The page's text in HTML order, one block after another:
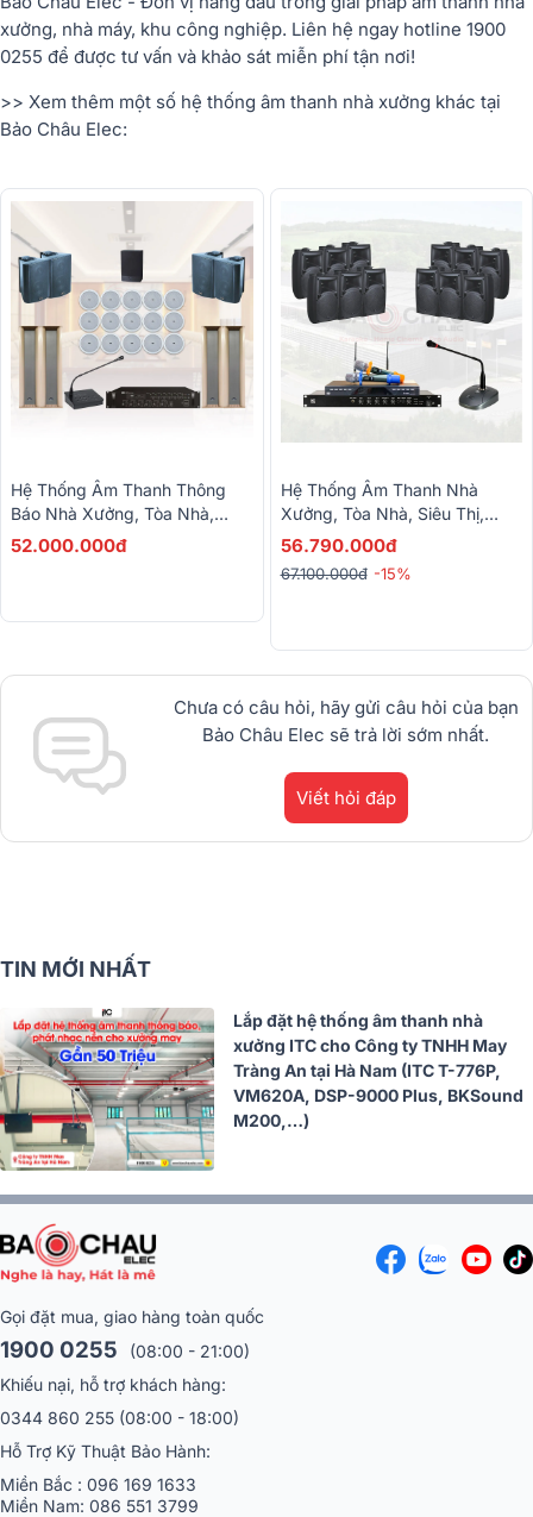
xưởng, nhà máy, khu công nghiệp. Liên hệ ngay hotline 1900
0255 để được tư vấn và khảo sát miễn phí tận nơi!
>> Xem thêm một số hệ thống âm thanh nhà xưởng khác tại
Bảo Châu Elec:
Hệ Thống Âm Thanh Thông
Báo Nhà Xưởng, Tòa Nhà,
Bệnh Viện Phân 6 Vùng (ITC
52.000.000đ
Hệ Thống Âm Thanh Nhà
Xưởng, Tòa Nhà, Siêu Thị,
Thông Báo Nhạc Nền 01 (ITC
621A,…)
56.790.000đ
67.100.000đ -15%
Chưa có câu hỏi, hãy gửi câu hỏi của bạn
Bảo Châu Elec sẽ trả lời sớm nhất.
Viết hỏi đáp
TIN MỚI NHẤT
Lắp đặt hệ thống âm thanh nhà
xưởng ITC cho Công ty TNHH May
Tràng An tại Hà Nam (ITC T-776P,
VM620A, DSP-9000 Plus, BKSound
M200,…)
Gọi đặt mua, giao hàng toàn quốc
1900 0255
(08:00 - 21:00)
Khiếu nại, hỗ trợ khách hàng:
0344 860 255 (08:00 - 18:00)
Hỗ Trợ Kỹ Thuật Bảo Hành:
Miền Bắc : 096 169 1633
Miền Nam: 086 551 3799